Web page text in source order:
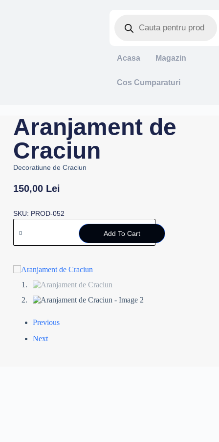
Acasa Magazin
Cos Cumparaturi
Aranjament de
Craciun
Decoratiune de Craciun
150,00 Lei
SKU: PROD-052
Add To Cart
Previous
Next